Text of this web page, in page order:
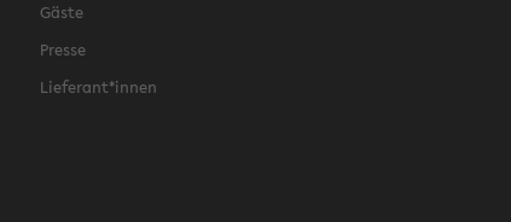
Gäste
Presse
Lieferant*innen